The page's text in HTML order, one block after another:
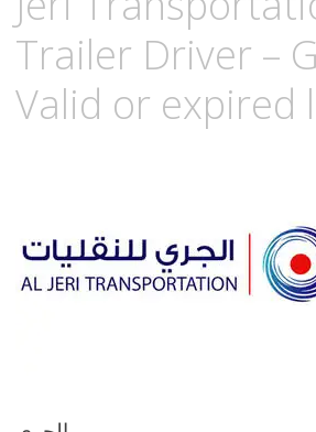
Trailer Driver –
Valid or expired